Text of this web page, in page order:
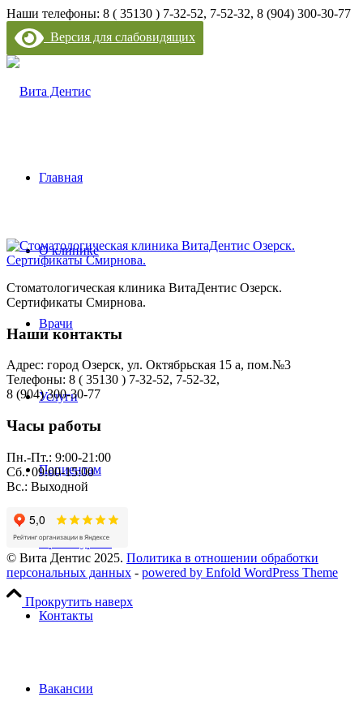
Наши телефоны: 8 ( 35130 ) 7-32-52, 7-52-32, 8 (904) 300-30-77
Версия для слабовидящих
Главная
О клинике
Врачи
Услуги
Пациентам
Прейскурант
Контакты
Вакансии
Стоматологическая клиника ВитаДентис Озерск.
Сертификаты Смирнова.
Наши контакты
Адрес: город Озерск, ул. Октябрьская 15 а, пом.№3
Телефоны: 8 ( 35130 ) 7-32-52, 7-52-32,
8 (904) 300-30-77
Часы работы
Пн.-Пт.: 9:00-21:00
Сб.: 09:00-15:00
Вс.: Выходной
© Вита Дентис 2025. Политика в отношении обработки
персональных данных - powered by Enfold WordPress Theme
Прокрутить наверх